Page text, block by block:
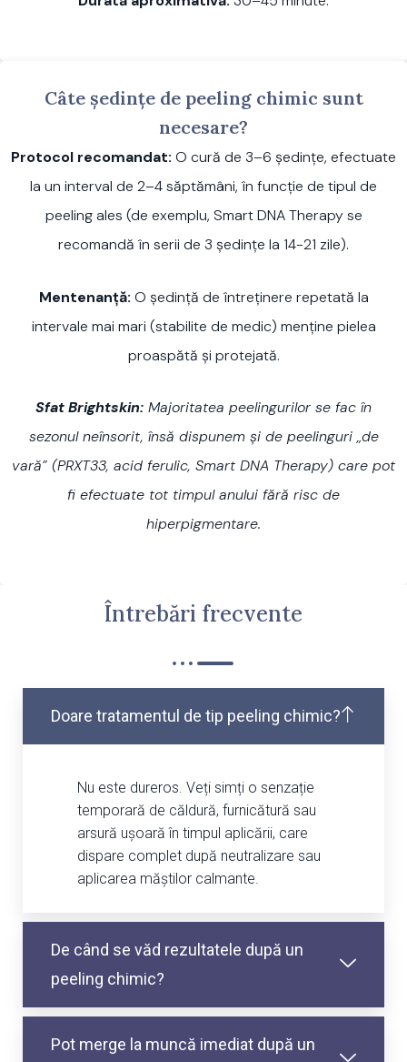
Câte ședințe de peeling chimic sunt
necesare?
Protocol recomandat: O cură de 3–6 ședințe, efectuate
la un interval de 2–4 săptămâni, în funcție de tipul de
peeling ales (de exemplu, Smart DNA Therapy se
recomandă în serii de 3 ședințe la 14-21 zile).
Mentenanță: O ședință de întreținere repetată la
intervale mai mari (stabilite de medic) menține pielea
proaspătă și protejată.
Sfat Brightskin: Majoritatea peelingurilor se fac în
sezonul neînsorit, însă dispunem și de peelinguri „de
vară” (PRXT33, acid ferulic, Smart DNA Therapy) care pot
fi efectuate tot timpul anului fără risc de
hiperpigmentare.
Întrebări frecvente
Doare tratamentul de tip peeling chimic?
Nu este dureros. Veți simți o senzație
temporară de căldură, furnicătură sau
arsură ușoară în timpul aplicării, care
dispare complet după neutralizare sau
aplicarea măștilor calmante.
De când se văd rezultatele după un
peeling chimic?
Pot merge la muncă imediat după un